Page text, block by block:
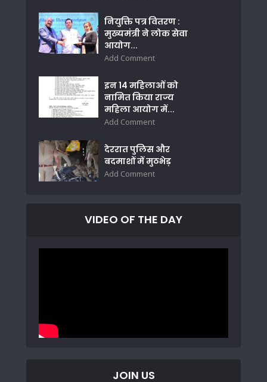
नियुक्ति पत्र वितरण :
मुख्यमंत्री ने लोक सेवा
आयोग...
Add Comment
इन 14 महिलाओं को
नामित किया राज्य
महिला आयोग में...
Add Comment
देररात पुलिस और
बदमाशों में मुठभेड़
Add Comment
VIDEO OF THE DAY
JOIN US